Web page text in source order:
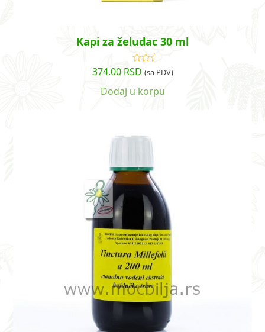
Kapi za želudac 30 ml
Ocenjeno
sa5.00od
374.00 RSD (sa PDV)
Dodaj u korpu